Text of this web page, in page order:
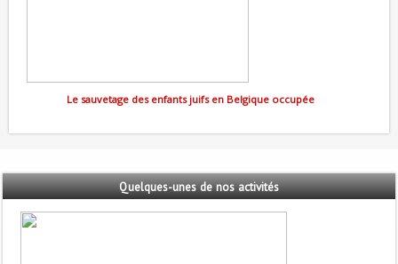
Le sauvetage des enfants juifs en Belgique occupée
Quelques-unesde nos activités